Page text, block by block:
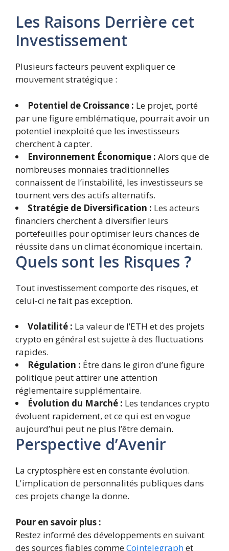
Les Raisons Derrière cet
Investissement
Plusieurs facteurs peuvent expliquer ce
mouvement stratégique :
Potentiel de Croissance : Le projet, porté
par une figure emblématique, pourrait avoir un
potentiel inexploité que les investisseurs
cherchent à capter.
Environnement Économique : Alors que de
nombreuses monnaies traditionnelles
connaissent de l’instabilité, les investisseurs se
tournent vers des actifs alternatifs.
Stratégie de Diversification : Les acteurs
financiers cherchent à diversifier leurs
portefeuilles pour optimiser leurs chances de
réussite dans un climat économique incertain.
Quels sont les Risques ?
Tout investissement comporte des risques, et
celui-ci ne fait pas exception.
Volatilité : La valeur de l’ETH et des projets
crypto en général est sujette à des fluctuations
rapides.
Régulation : Être dans le giron d’une figure
politique peut attirer une attention
réglementaire supplémentaire.
Évolution du Marché : Les tendances crypto
évoluent rapidement, et ce qui est en vogue
aujourd’hui peut ne plus l’être demain.
Perspective d’Avenir
La cryptosphère est en constante évolution.
L'implication de personnalités publiques dans
ces projets change la donne.
Pour en savoir plus :
Restez informé des développements en suivant
des sources fiables commeCointelegraphet